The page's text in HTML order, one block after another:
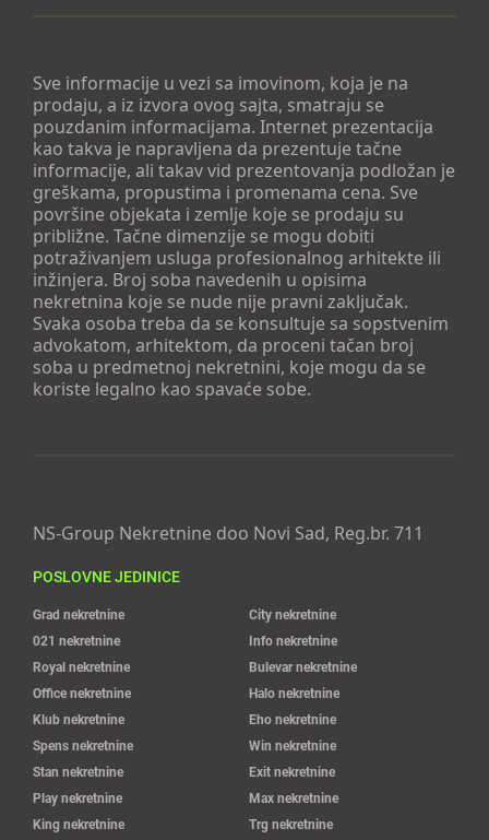
Sve informacije u vezi sa imovinom, koja je na
prodaju, a iz izvora ovog sajta, smatraju se
pouzdanim informacijama. Internet prezentacija
kao takva je napravljena da prezentuje tačne
informacije, ali takav vid prezentovanja podložan je
greškama, propustima i promenama cena. Sve
površine objekata i zemlje koje se prodaju su
približne. Tačne dimenzije se mogu dobiti
potraživanjem usluga profesionalnog arhitekte ili
inžinjera. Broj soba navedenih u opisima
nekretnina koje se nude nije pravni zaključak.
Svaka osoba treba da se konsultuje sa sopstvenim
advokatom, arhitektom, da proceni tačan broj
soba u predmetnoj nekretnini, koje mogu da se
koriste legalno kao spavaće sobe.
NS-Group Nekretnine doo Novi Sad, Reg.br. 711
POSLOVNE JEDINICE
Grad nekretnine
City nekretnine
021 nekretnine
Info nekretnine
Royal nekretnine
Bulevar nekretnine
Office nekretnine
Halo nekretnine
Klub nekretnine
Eho nekretnine
Spens nekretnine
Win nekretnine
Stan nekretnine
Exit nekretnine
Play nekretnine
Max nekretnine
King nekretnine
Trg nekretnine